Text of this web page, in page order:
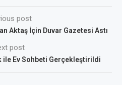
post
Aktaş İçin Duvar Gazetesi Astı
post
ile Ev Sohbeti Gerçekleştirildi